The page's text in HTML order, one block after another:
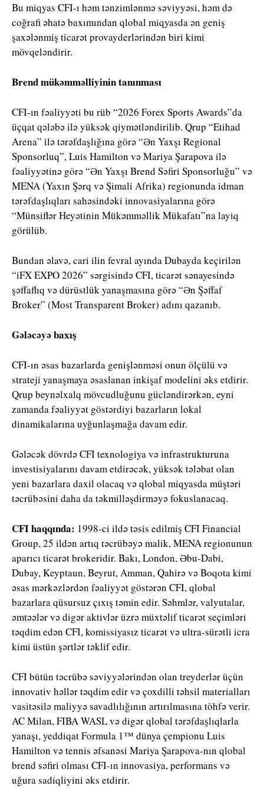
Bu miqyas CFI-ı həm tənzimlənmə səviyyəsi, həm də
coğrafi əhatə baxımından qlobal miqyasda ən geniş
şaxələnmiş ticarət provayderlərindən biri kimi
mövqeləndirir.
Brend mükəmməlliyinin tanınması
CFI-ın fəaliyyəti bu rüb “2026 Forex Sports Awards”da
üçqat qələbə ilə yüksək qiymətləndirilib. Qrup “Etihad
Arena” ilə tərəfdaşlığına görə “Ən Yaxşı Regional
Sponsorluq”, Luis Hamilton və Mariya Şarapova ilə
fəaliyyətinə görə “Ən Yaxşı Brend Səfiri Sponsorluğu” və
MENA (Yaxın Şərq və Şimali Afrika) regionunda idman
tərəfdaşlıqları sahəsindəki innovasiyalarına görə
“Münsiflər Heyətinin Mükəmməllik Mükafatı”na layiq
görülüb.
Bundan əlavə, cari ilin fevral ayında Dubayda keçirilən
“iFX EXPO 2026” sərgisində CFI, ticarət sənayesində
şəffaflıq və dürüstlük yanaşmasına görə “Ən Şəffaf
Broker” (Most Transparent Broker) adını qazanıb.
Gələcəyə baxış
CFI-ın əsas bazarlarda genişlənməsi onun ölçülü və
strateji yanaşmaya əsaslanan inkişaf modelini əks etdirir.
Qrup beynəlxalq mövcudluğunu gücləndirərkən, eyni
zamanda fəaliyyət göstərdiyi bazarların lokal
dinamikalarına uyğunlaşmağa davam edir.
Gələcək dövrdə CFI texnologiya və infrastrukturuna
investisiyalarını davam etdirəcək, yüksək tələbat olan
yeni bazarlara daxil olacaq və qlobal miqyasda müştəri
təcrübəsini daha da təkmilləşdirməyə fokuslanacaq.
CFI haqqında: 1998-ci ildə təsis edilmiş CFI Financial
Group, 25 ildən artıq təcrübəyə malik, MENA regionunun
aparıcı ticarət brokeridir. Bakı, London, Əbu-Dabi,
Dubay, Keyptaun, Beyrut, Amman, Qahirə və Boqota kimi
əsas mərkəzlərdən fəaliyyət göstərən CFI, qlobal
bazarlara qüsursuz çıxış təmin edir. Səhmlər, valyutalar,
əmtəələr və digər aktivlər üzrə müxtəlif ticarət seçimləri
təqdim edən CFI, komissiyasız ticarət və ultra-sürətli icra
kimi üstün şərtlər təklif edir.
CFI bütün təcrübə səviyyələrindən olan treyderlər üçün
innovativ həllər təqdim edir və çoxdilli təhsil materialları
vasitəsilə maliyyə savadlılığının artırılmasına töhfə verir.
AC Milan, FIBA WASL və digər qlobal tərəfdaşlıqlarla
yanaşı, yeddiqat Formula 1™ dünya çempionu Luis
Hamilton və tennis əfsanəsi Mariya Şarapova-nın qlobal
brend səfiri olması CFI-ın innovasiya, performans və
uğura sadiqliyini əks etdirir.